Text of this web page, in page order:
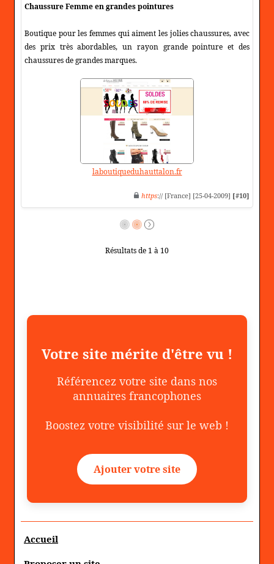
Chaussure Femme en grandes pointures
Boutique pour les femmes qui aiment les jolies chaussures, avec
des prix très abordables, un rayon grande pointure et des
chaussures de grandes marques.
laboutiqueduhauttalon.fr
https:// [France] [25-04-2009] [#10]
Résultats de 1 à 10
Votre site mérite d'être vu !
Référencez votre site dans nos
annuaires francophones
Boostez votre visibilité sur le web !
Ajouter votre site
Accueil